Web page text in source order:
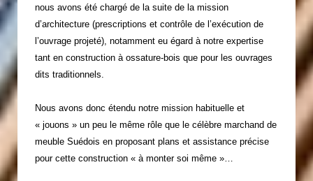
nous avons été chargé de la suite de la mission
d’architecture (prescriptions et contrôle de l’exécution de
l’ouvrage projeté), notamment eu égard à notre expertise
tant en construction à ossature-bois que pour les ouvrages
dits traditionnels.
Nous avons donc étendu notre mission habituelle et
« jouons » un peu le même rôle que le célèbre marchand de
meuble Suédois en proposant plans et assistance précise
pour cette construction « à monter soi même »…